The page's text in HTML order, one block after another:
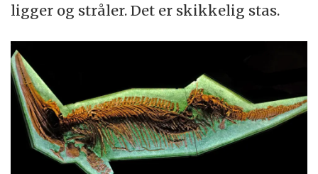
ligger og stråler. Det er skikkelig stas.